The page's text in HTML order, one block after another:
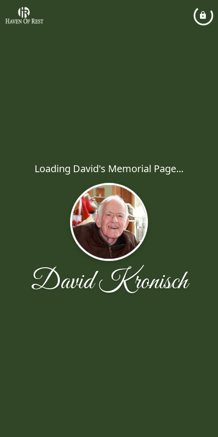
Loading David's Memorial Page...
David Kronisch